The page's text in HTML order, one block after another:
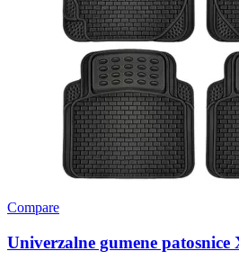
Compare
Univerzalne gumene patosnice